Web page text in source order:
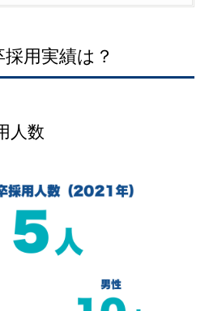
用実績は？
人数